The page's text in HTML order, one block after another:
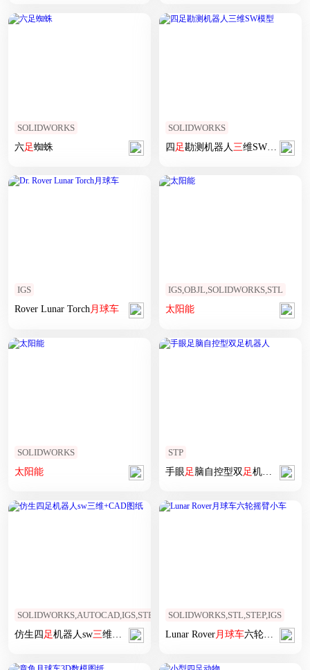
SOLIDWORKS
六足蜘蛛
SOLIDWORKS
四足勘测机器人 三维SW模型
IGS
Rover Lunar Torch月球车
IGS,OBJL,SOLIDWORKS,STL
太阳能
SOLIDWORKS
太阳能
STP
手眼足脑自控型双 足机器人
SOLIDWORKS,AUTOCAD,IGS,STEP
仿生四足机器人sw三维+CAD图纸
SOLIDWORKS,STL,STEP,IGS
Lunar Rover月球车六轮摇臂小车